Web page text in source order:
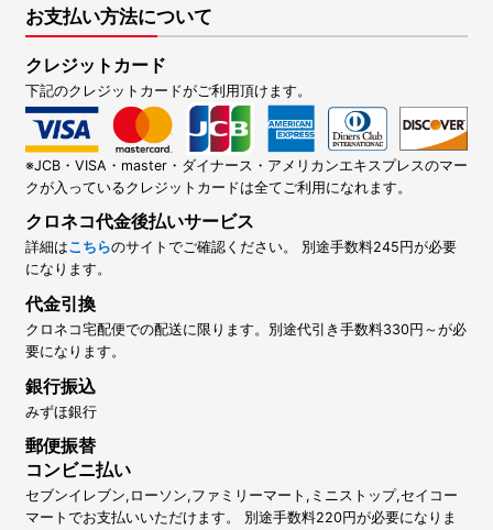
お支払い方法について
クレジットカード
下記のクレジットカードがご利用頂けます。
※JCB・VISA・master・ダイナース・アメリカンエキスプレスのマー
クが入っているクレジットカードは全てご利用になれます。
クロネコ代金後払いサービス
詳細はこちらのサイトでご確認ください。 別途手数料245円が必要
になります。
代金引換
クロネコ宅配便での配送に限ります。別途代引き手数料330円～が必
要になります。
銀行振込
みずほ銀行
郵便振替
コンビニ払い
セブンイレブン,ローソン,ファミリーマート,ミニストップ,セイコー
マートでお支払いいただけます。 別途手数料220円が必要になりま